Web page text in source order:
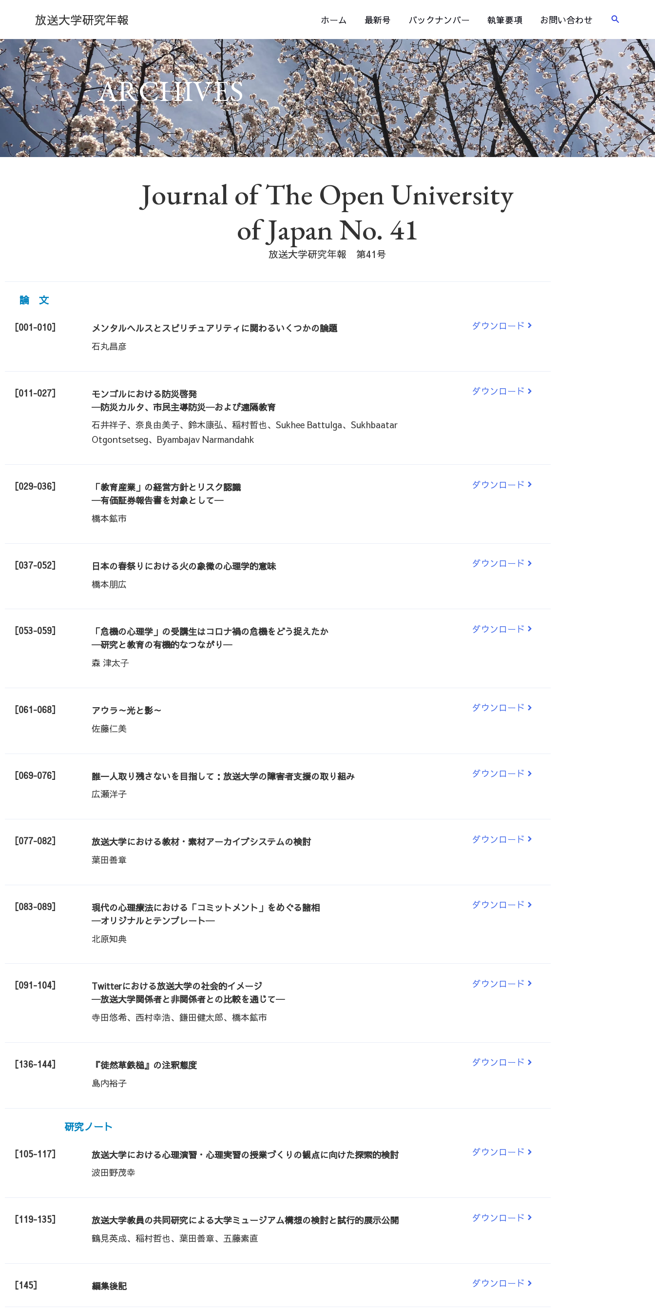
ス
キ
プ
放送大学研究年報 ホーム 最新号 バックナンバー 執筆要項 お問い合わせ
検
ARCHIVES
Journal of The Open University
of Japan No. 41
放送大学研究年報 第41号
論 文
［001-010］
メンタルヘルスとスピリチュアリティに関わるいくつかの論題
石丸昌彦
ダウンロード
［011-027］
モンゴルにおける防災啓発
─防災カルタ、市民主導防災─および遠隔教育
石井祥子、奈良由美子、鈴木康弘、稲村哲也、Sukhee Battulga、Sukhbaatar
Otgontsetseg、Byambajav Narmandahk
ダウンロード
［029-036］
「教育産業」の経営方針とリスク認識
─有価証券報告書を対象として─
橋本鉱市
ダウンロード
［037-052］
日本の春祭りにおける火の象徴の心理学的意味
橋本朋広
ダウンロード
［053-059］
「危機の心理学」の受講生はコロナ禍の危機をどう捉えたか
─研究と教育の有機的なつながり─
森 津太⼦
ダウンロード
［061-068］
アウラ～光と影～
佐藤仁美
ダウンロード
［069-076］
誰一人取り残さないを目指して：放送大学の障害者支援の取り組み
広瀬洋子
ダウンロード
［077-082］
放送大学における教材・素材アーカイブシステムの検討
葉田善章
ダウンロード
［083-089］
現代の心理療法における「コミットメント」をめぐる諸相
─オリジナルとテンプレート─
北原知典
ダウンロード
［091-104］
Twitterにおける放送大学の社会的イメージ
─放送大学関係者と非関係者との比較を通じて─
寺田悠希、西村幸浩、鎌田健太郎、橋本鉱市
ダウンロード
［136-144］
『徒然草鉄槌』の注釈態度
島内裕子
ダウンロード
研究ノート
［105-117］
放送大学における心理演習・心理実習の授業づくりの観点に向けた探索的検討
波田野茂幸
ダウンロード
［119-135］
放送大学教員の共同研究による大学ミュージアム構想の検討と試行的展示公開
鶴見英成、稲村哲也、葉田善章、五藤素直
ダウンロード
［145］ 編集後記 ダウンロード